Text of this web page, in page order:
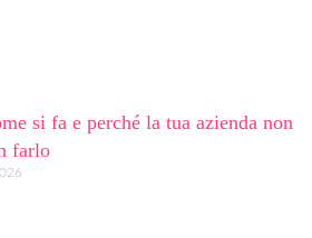
si fa e perché la tua azienda non
farlo